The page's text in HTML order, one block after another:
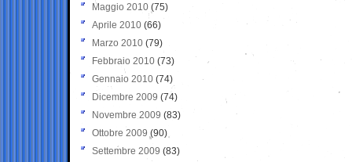
Maggio 2010 (75)
Aprile 2010 (66)
Marzo 2010 (79)
Febbraio 2010 (73)
Gennaio 2010 (74)
Dicembre 2009 (74)
Novembre 2009 (83)
Ottobre 2009 (90)
Settembre 2009 (83)